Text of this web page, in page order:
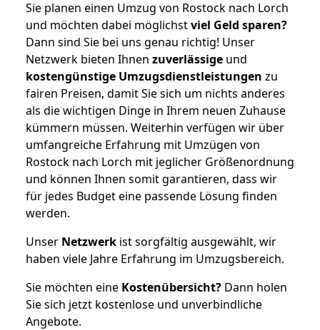
Sie planen einen Umzug von Rostock nach Lorch
und möchten dabei möglichstviel Geld sparen?
Dann sind Sie bei uns genau richtig! Unser
Netzwerk bieten Ihnen zuverlässige und
kostengünstige Umzugsdienstleistungen zu
fairen Preisen, damit Sie sich um nichts anderes
als die wichtigen Dinge in Ihrem neuen Zuhause
kümmern müssen. Weiterhin verfügen wir über
umfangreiche Erfahrung mit Umzügen von
Rostock nach Lorch mit jeglicher Größenordnung
und können Ihnen somit garantieren, dass wir
für jedes Budget eine passende Lösung finden
werden.
Unser Netzwerk ist sorgfältig ausgewählt, wir
haben viele Jahre Erfahrung im Umzugsbereich.
Sie möchten eine Kostenübersicht? Dann holen
Sie sich jetzt kostenlose und unverbindliche
Angebote.